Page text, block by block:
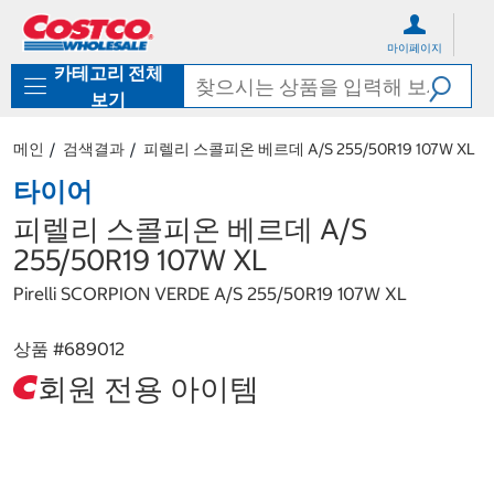
로
기
가
마이페이지
카테고리 전체
보기
메인 검색결과 피렐리 스콜피온 베르데 A/S 255/50R19 107W XL
타이어
피렐리 스콜피온 베르데 A/S
255/50R19 107W XL
Pirelli SCORPION VERDE A/S 255/50R19 107W XL
상품 #689012
회원 전용 아이템